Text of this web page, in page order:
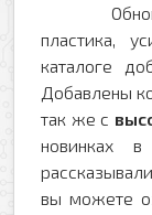
пластика,
каталоге
Добавлены
так же с
новинках
рассказывали
вы можете
Комментарий